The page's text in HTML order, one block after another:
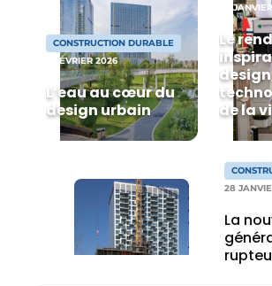
Privacy / Cookie statement
S’inscrire à l’événement
S’inscrire
Termes et conditions
Video’s
CONSTRUCTION DURABLE
2 FÉVRIER 2026
L’eau au cœur du
design urbain
30
Le
de la
28
La